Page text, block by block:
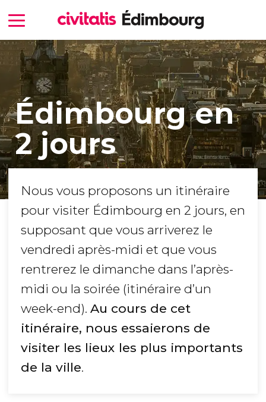
Édimbourg en
2 jours
Nous vous proposons un itinéraire
pour visiter Édimbourg en 2 jours, en
supposant que vous arriverez le
vendredi après-midi et que vous
rentrerez le dimanche dans l’après-
midi ou la soirée (itinéraire d’un
week-end). Au cours de cet
itinéraire, nous essaierons de
visiter les lieux les plus importants
de la ville.